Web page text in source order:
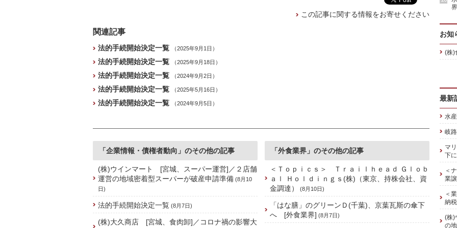
この記事に関する情報をお寄せください
関連記事
法的手続開始決定一覧 （2025年9月1日）
法的手続開始決定一覧 （2025年9月18日）
法的手続開始決定一覧 （2024年9月2日）
法的手続開始決定一覧 （2025年5月16日）
法的手続開始決定一覧 （2024年9月5日）
「企業情報・債権者動向」のその他の記事
(株)ウインマート [宮城、スーパー運営]／２店舗
運営の地域密着型スーパーが破産申請準備 (8月10
日)
法的手続開始決定一覧 (8月7日)
(株)大久商店 [宮城、食肉卸]／コロナ禍の影響大
「外食業界」のその他の記事
＜Ｔｏｐｉｃｓ＞ Ｔｒａｉｌｈｅａｄ Ｇｌｏｂ
ａｌ Ｈｏｌｄｉｎｇｓ(株)（東京、持株会社、資
金調達）
(8月10日)
「はな膳」のグリーンＤ(千葉)、京葉瓦斯の傘下
へ [外食業界] (8月7日)
お知
(株)
最新
水
岐
マ
下
＜
業
＜
納
(株)
の